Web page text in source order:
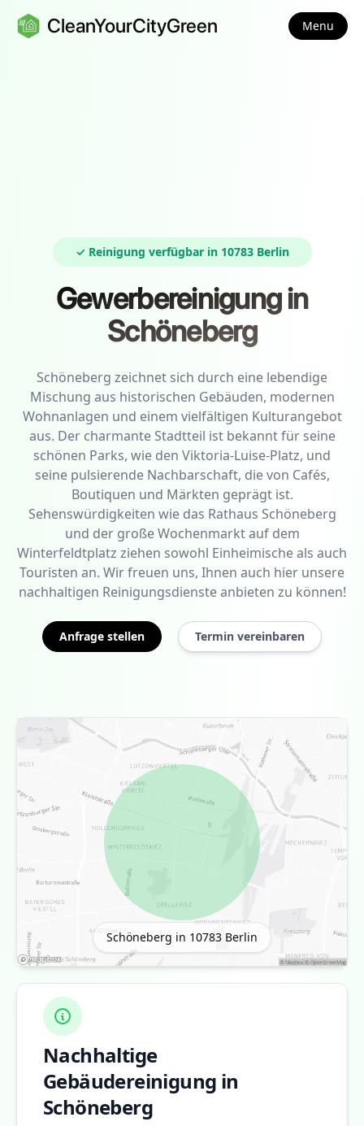
CleanYourCityGreen Menu
✓ Reinigung verfügbar in 10783 Berlin
Gewerbereinigung in
Schöneberg
Schöneberg zeichnet sich durch eine lebendige
Mischung aus historischen Gebäuden, modernen
Wohnanlagen und einem vielfältigen Kulturangebot
aus. Der charmante Stadtteil ist bekannt für seine
schönen Parks, wie den Viktoria-Luise-Platz, und
seine pulsierende Nachbarschaft, die von Cafés,
Boutiquen und Märkten geprägt ist.
Sehenswürdigkeiten wie das Rathaus Schöneberg
und der große Wochenmarkt auf dem
Winterfeldtplatz ziehen sowohl Einheimische als auch
Touristen an. Wir freuen uns, Ihnen auch hier unsere
nachhaltigen Reinigungsdienste anbieten zu können!
Anfrage stellen Termin vereinbaren
Schöneberg in 10783 Berlin
Nachhaltige
Gebäudereinigung in
Schöneberg